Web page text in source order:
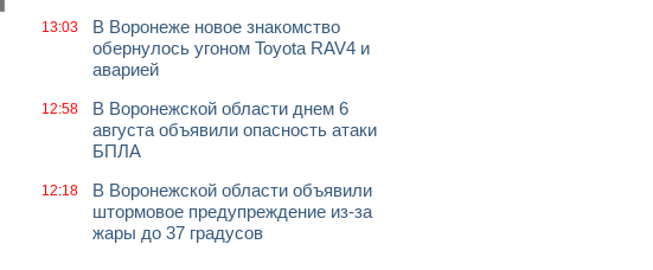
13:03
В Воронеже новое знакомство
обернулось угоном Toyota RAV4 и
аварией
12:58
В Воронежской области днем 6
августа объявили опасность атаки
БПЛА
12:18
В Воронежской области объявили
штормовое предупреждение из-за
жары до 37 градусов